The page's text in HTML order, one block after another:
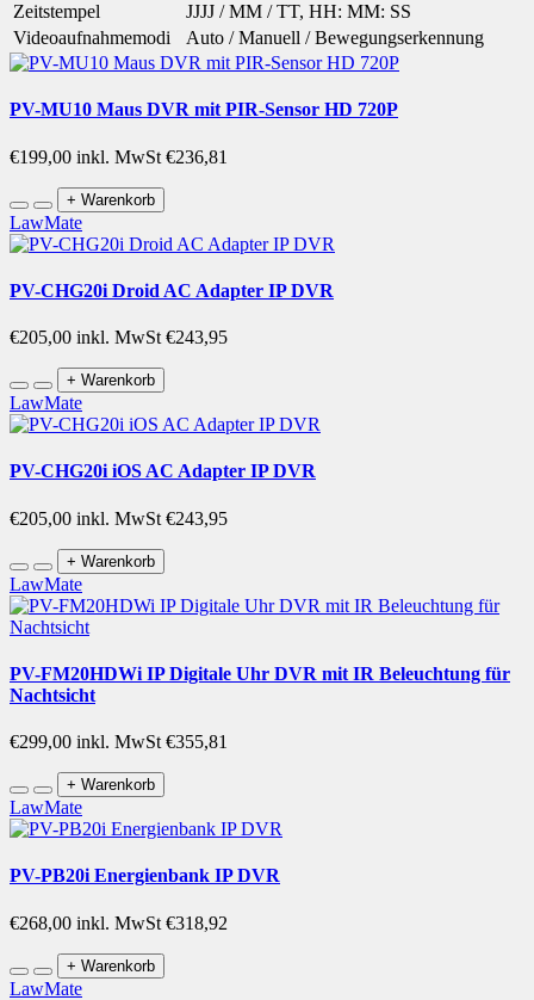
Zeitstempel
JJJJ / MM / TT, HH: MM: SS
Videoaufnahmemodi
Auto / Manuell / Bewegungserkennung
PV-MU10 Maus DVR mit PIR-Sensor HD 720P
€199,00 inkl. MwSt €236,81
+ Warenkorb
LawMate
PV-CHG20i Droid AC Adapter IP DVR
€205,00 inkl. MwSt €243,95
+ Warenkorb
LawMate
PV-CHG20i iOS AC Adapter IP DVR
€205,00 inkl. MwSt €243,95
+ Warenkorb
LawMate
PV-FM20HDWi IP Digitale Uhr DVR mit IR Beleuchtung für
Nachtsicht
€299,00 inkl. MwSt €355,81
+ Warenkorb
LawMate
PV-PB20i Energienbank IP DVR
€268,00 inkl. MwSt €318,92
+ Warenkorb
LawMate